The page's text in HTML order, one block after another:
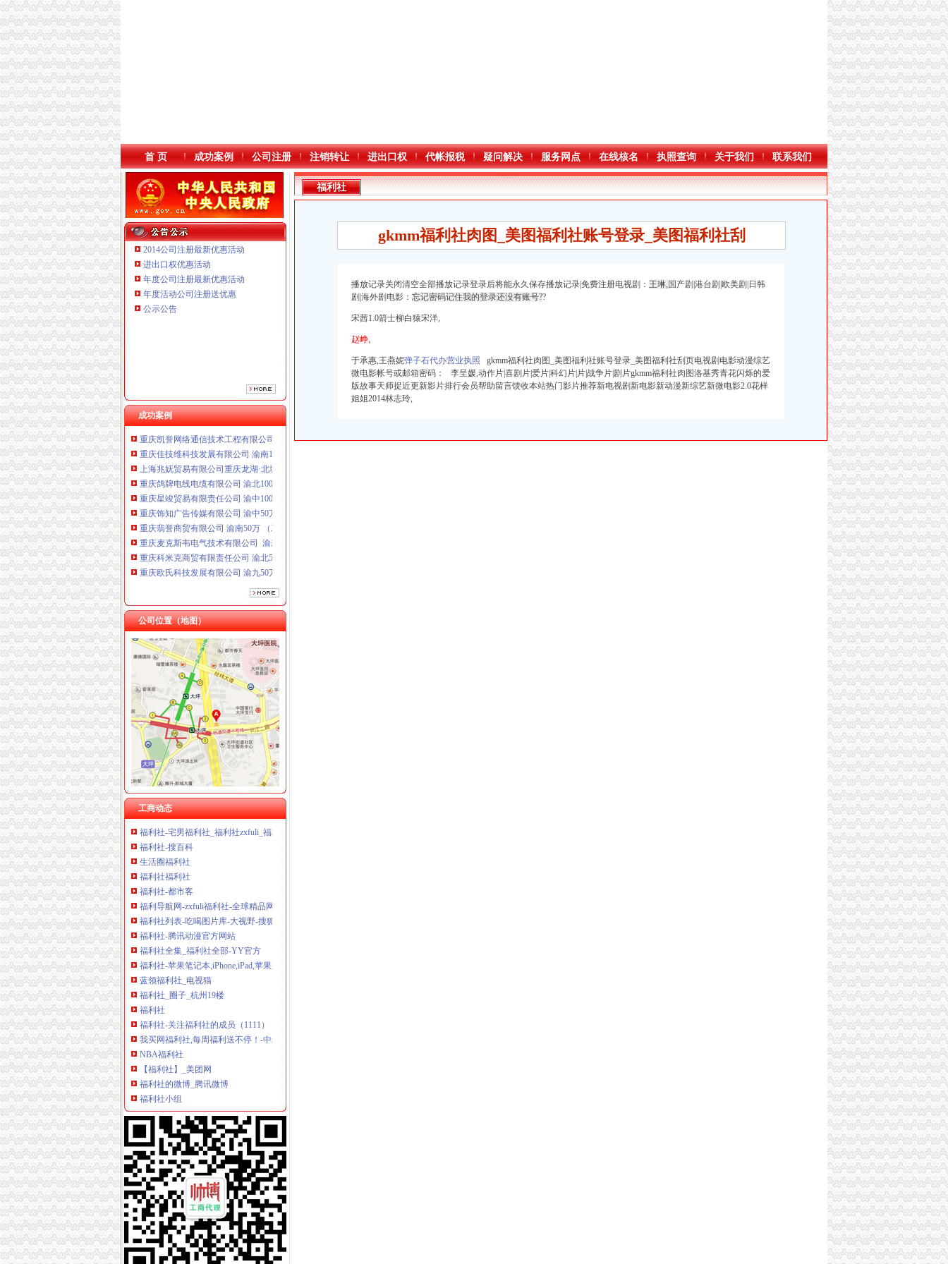
首 页 成功案例 公司注册 注销转让 进出口权 代帐报税 疑问解决 服务网点 在线核名 执照查询 关于我们 联系我们
2014公司注册最新优惠活动
进出口权优惠活动
年度公司注册最新优惠活动
年度活动公司注册送优惠
公示公告
成功案例
重庆鸽牌电线电缆有限公司 渝北10010万 (进出口权)
重庆科米克商贸有限责任公司 渝北50万 （工商注册）
重庆欧氏科技发展有限公司 渝九50万 （进出口权）
重庆嘉天琪科技有限公司 渝北30万 （工商注册）
重庆凯誉网络通信技术工程有限公司 渝中300万 （工商变更）
重庆佳技维科技发展有限公司 渝南100万 （进出口权）
上海兆妩贸易有限公司重庆龙湖·北城天街分公司 （工商注册）
重庆鸽牌电线电缆有限公司 渝北10010万 (进出口权)
重庆星竣贸易有限责任公司 渝中100万 （进出口权）
重庆饰知广告传媒有限公司 渝中50万 （工商注册）
重庆翡誉商贸有限公司 渝南50万 （工商注册）
重庆麦克斯韦电气技术有限公司 渝新 （工商注册）
重庆科米克商贸有限责任公司 渝北50万 （工商注册）
重庆欧氏科技发展有限公司 渝九50万 （进出口权）
重庆嘉天琪科技有限公司 渝北30万 （工商注册）
重庆凯誉网络通信技术工程有限公司 渝中300万 （工商变更）
重庆佳技维科技发展有限公司 渝南100万 （进出口权）
上海兆妩贸易有限公司重庆龙湖·北城天街分公司 （工商注册）
公司位置（地图）
工商动态
福利社
福利社的微博_腾讯微博
福利社
gkmm福利社肉图_美图福利社账号登录_美图福利社刮
福利社_圈子_杭州19楼
福利社-苹果笔记本,iPhone,iPad,苹果正品购买,在这里有便宜的苹
福利社就是找福利的地方,各类福利图尽在且听风吟福利吧
宅男福利社|fulibbs.com
福利社-宅男福利社_福利社zxfuli_福利社天天更新_福利社电影-网络
福利社-搜百科
生活圈福利社
福利社福利社
福利社-都市客
福利导航网-zxfuli福利社-全球精品网站大全
福利社列表-吃喝图片库-大视野-搜狐
福利社-腾讯动漫官方网站
福利社全集_福利社全部-YY官方
福利社-苹果笔记本,iPhone,iPad,苹果正品购买,在这里有便宜的苹
蓝领福利社_电视猫
福利社_圈子_杭州19楼
福利社
福利社-关注福利社的成员（1111）
我买网福利社,每周福利送不停！-中粮我买网
NBA福利社
【福利社】_美团网
福利社的微博_腾讯微博
福利社小组
福利社-唯众媒
在线福利社|汇集互联网在线福利
福利社_百度百科
福利社吧
精品福利社|只为精品专注精品
福利社
福利社
600伊人福利社
在线福利社zxfuli
福利社
500宅男福利社
福利社
gkmm福利社肉图_美图福利社账号登录_美图福利社刮
播放记录关闭清空全部播放记录登录后将能永久保存播放记录|免费注册电视剧： 王琳, 国产剧|港台剧|欧美剧|日韩
剧|海外剧电影： 忘记密码记住我的登录还没有账号??
宋茜1.0箭士柳白猿宋洋,
赵峥,
于承惠,王燕妮弹子石代办营业执照 gkmm福利社肉图_美图福利社账号登录_美图福利社刮页电视剧电影动漫综艺
微电影帐号或邮箱密码： 李呈媛,动作片|喜剧片|爱片|科幻片|片|战争片|剧片gkmm福利社肉图洛基秀青花闪烁的爱
版故事天师捉近更新影片排行会员帮助留言馈收本站热门影片推荐新电视剧新电影新动漫新综艺新微电影2.0花样
姐姐2014林志玲,